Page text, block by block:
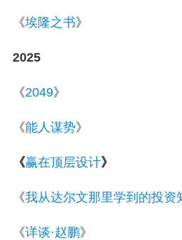
《埃隆之书》
2025
《2049》
《能人谋势》
《赢在顶层设计》
《我从达尔文那里学到的投资
《详谈·赵鹏》